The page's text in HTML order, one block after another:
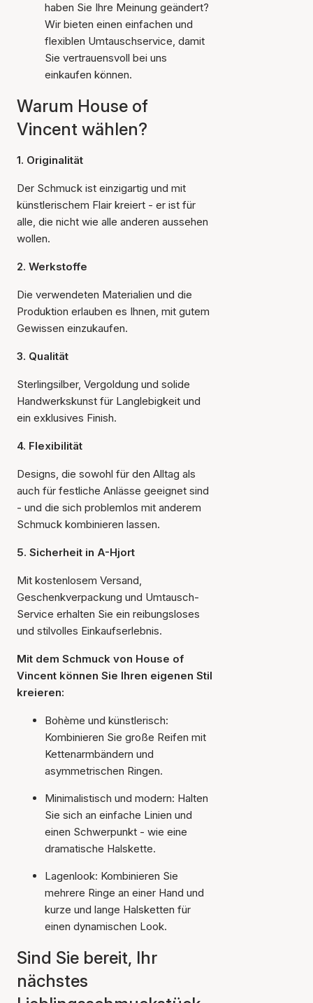
haben Sie Ihre Meinung geändert?
Wir bieten einen einfachen und
flexiblen Umtauschservice, damit
Sie vertrauensvoll bei uns
einkaufen können.
Warum House of
Vincent wählen?
1. Originalität
Der Schmuck ist einzigartig und mit
künstlerischem Flair kreiert - er ist für
alle, die nicht wie alle anderen aussehen
wollen.
2. Werkstoffe
Die verwendeten Materialien und die
Produktion erlauben es Ihnen, mit gutem
Gewissen einzukaufen.
3. Qualität
Sterlingsilber, Vergoldung und solide
Handwerkskunst für Langlebigkeit und
ein exklusives Finish.
4. Flexibilität
Designs, die sowohl für den Alltag als
auch für festliche Anlässe geeignet sind
- und die sich problemlos mit anderem
Schmuck kombinieren lassen.
5. Sicherheit in A-Hjort
Mit kostenlosem Versand,
Geschenkverpackung und Umtausch-
Service erhalten Sie ein reibungsloses
und stilvolles Einkaufserlebnis.
Mit dem Schmuck von House of
Vincent können Sie Ihren eigenen Stil
kreieren:
Bohème und künstlerisch:
Kombinieren Sie große Reifen mit
Kettenarmbändern und
asymmetrischen Ringen.
Minimalistisch und modern: Halten
Sie sich an einfache Linien und
einen Schwerpunkt - wie eine
dramatische Halskette.
Lagenlook: Kombinieren Sie
mehrere Ringe an einer Hand und
kurze und lange Halsketten für
einen dynamischen Look.
Sind Sie bereit, Ihr
nächstes